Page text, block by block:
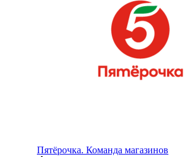
Пятёрочка. Команда магазинов